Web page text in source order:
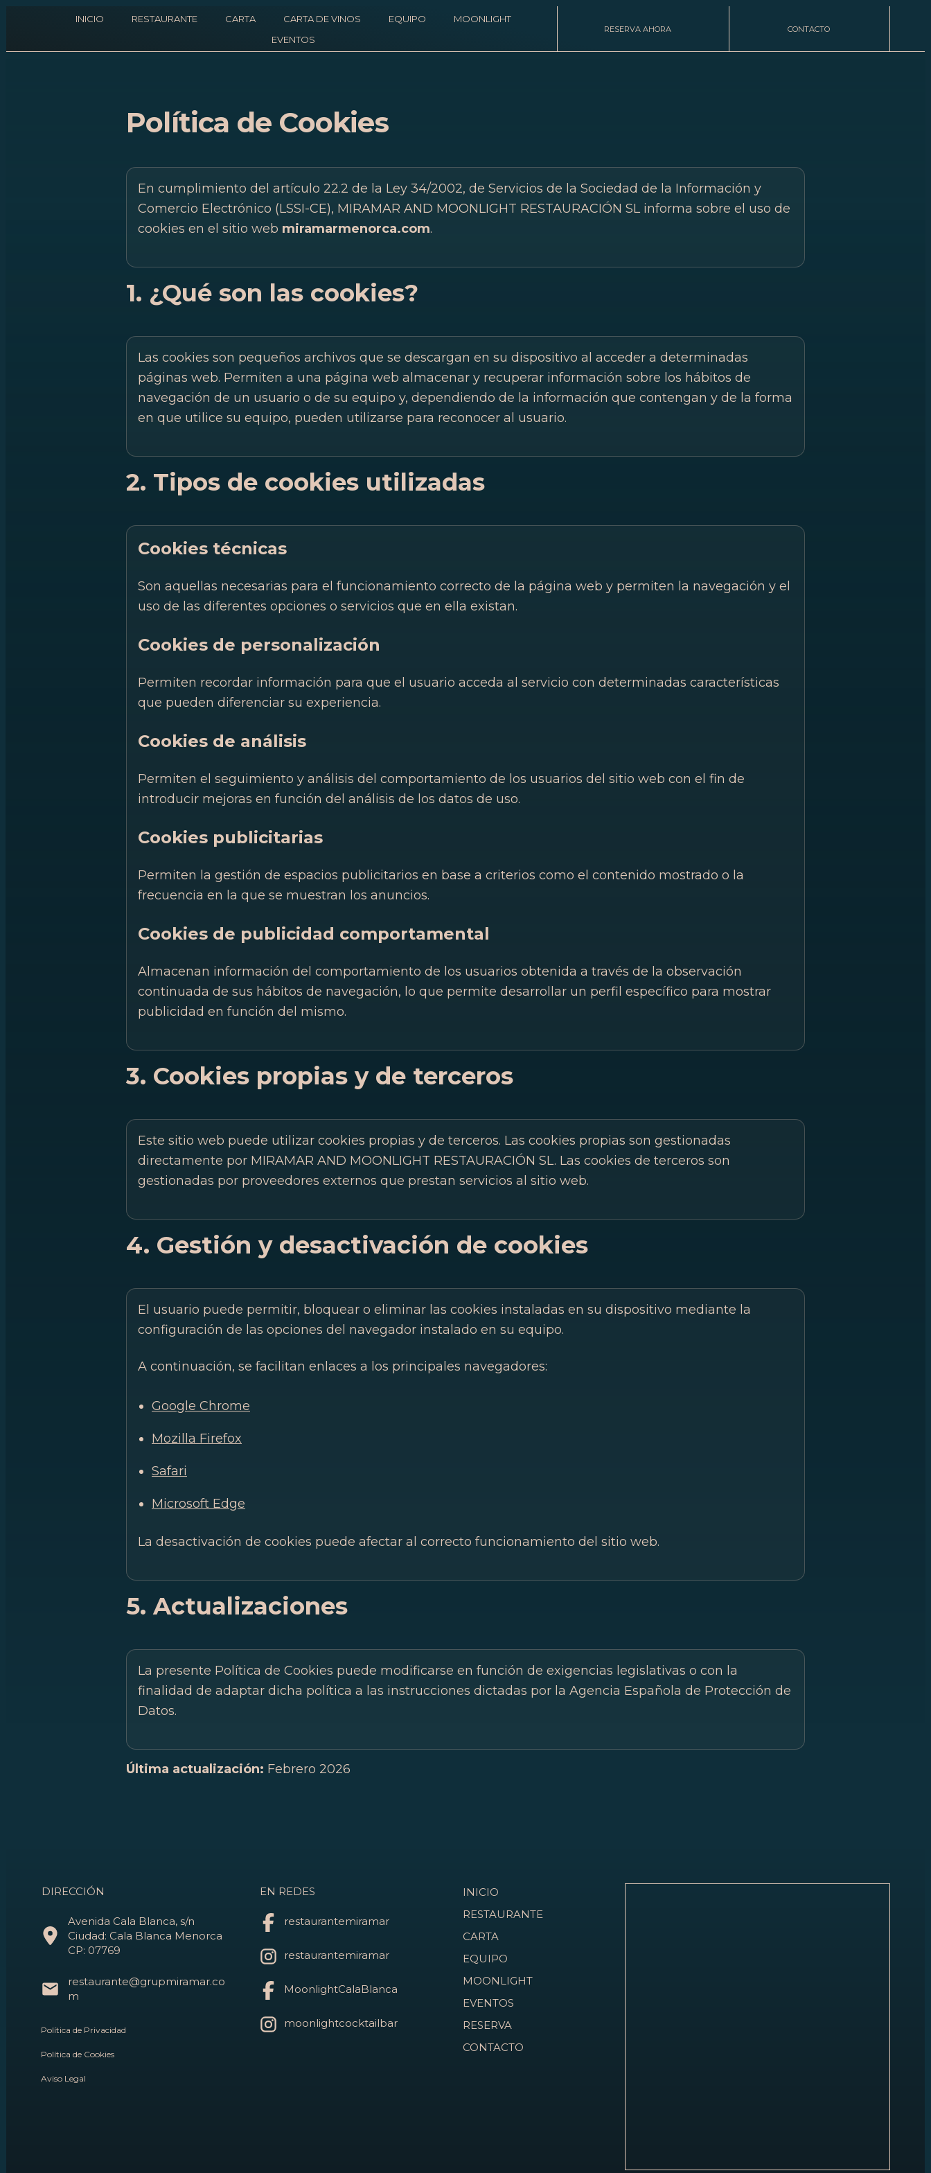
INICIO RESTAURANTE CARTA CARTA DE VINOS EQUIPO
MOONLIGHT
EVENTOS
RESERVA AHORA CONTACTO
Política de Cookies
En cumplimiento del artículo 22.2 de la Ley 34/2002, de Servicios de la Sociedad de la Información y
Comercio Electrónico (LSSI-CE), MIRAMAR AND MOONLIGHT RESTAURACIÓN SL informa sobre el uso de
cookies en el sitio web miramarmenorca.com.
1. ¿Qué son las cookies?
Las cookies son pequeños archivos que se descargan en su dispositivo al acceder a determinadas
páginas web. Permiten a una página web almacenar y recuperar información sobre los hábitos de
navegación de un usuario o de su equipo y, dependiendo de la información que contengan y de la forma
en que utilice su equipo, pueden utilizarse para reconocer al usuario.
2. Tipos de cookies utilizadas
Cookies técnicas
Son aquellas necesarias para el funcionamiento correcto de la página web y permiten la navegación y el
uso de las diferentes opciones o servicios que en ella existan.
Cookies de personalización
Permiten recordar información para que el usuario acceda al servicio con determinadas características
que pueden diferenciar su experiencia.
Cookies de análisis
Permiten el seguimiento y análisis del comportamiento de los usuarios del sitio web con el fin de
introducir mejoras en función del análisis de los datos de uso.
Cookies publicitarias
Permiten la gestión de espacios publicitarios en base a criterios como el contenido mostrado o la
frecuencia en la que se muestran los anuncios.
Cookies de publicidad comportamental
Almacenan información del comportamiento de los usuarios obtenida a través de la observación
continuada de sus hábitos de navegación, lo que permite desarrollar un perfil específico para mostrar
publicidad en función del mismo.
3. Cookies propias y de terceros
Este sitio web puede utilizar cookies propias y de terceros. Las cookies propias son gestionadas
directamente por MIRAMAR AND MOONLIGHT RESTAURACIÓN SL. Las cookies de terceros son
gestionadas por proveedores externos que prestan servicios al sitio web.
4. Gestión y desactivación de cookies
El usuario puede permitir, bloquear o eliminar las cookies instaladas en su dispositivo mediante la
configuración de las opciones del navegador instalado en su equipo.
A continuación, se facilitan enlaces a los principales navegadores:
Google Chrome
Mozilla Firefox
Safari
Microsoft Edge
La desactivación de cookies puede afectar al correcto funcionamiento del sitio web.
5. Actualizaciones
La presente Política de Cookies puede modificarse en función de exigencias legislativas o con la
finalidad de adaptar dicha política a las instrucciones dictadas por la Agencia Española de Protección de
Datos.
Última actualización: Febrero 2026
DIRECCIÓN
Avenida Cala Blanca, s/n
Ciudad: Cala Blanca Menorca
CP: 07769
restaurante@grupmiramar.co
m
Política de Privacidad
Política de Cookies
Aviso Legal
EN REDES
restaurantemiramar
restaurantemiramar
MoonlightCalaBlanca
moonlightcocktailbar
INICIO
RESTAURANTE
CARTA
EQUIPO
MOONLIGHT
EVENTOS
RESERVA
CONTACTO